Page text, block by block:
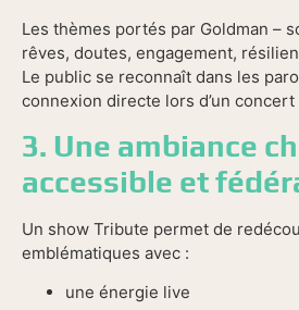
Les thèmes portés par Goldman –
rêves, doutes, engagement,
Le public se reconnaît dans les
connexion directe lors d’un concert
3. Une ambiance
accessible et
Un show Tribute permet de
emblématiques avec :
une énergie live